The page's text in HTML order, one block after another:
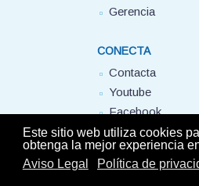
Este sitio web utiliza cookies
obtenga la mejor experiencia
Aviso Legal
Política de
Gerencia
CONECTA
Contacta
Youtube
Facebook
FUHEM